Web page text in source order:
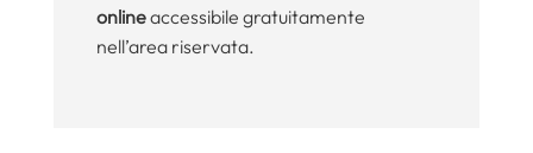
onlineaccessibile gratuitamente
nell’area riservata.